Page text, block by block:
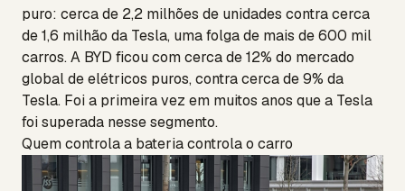
puro: cerca de 2,2 milhões de unidades contra cerca
de 1,6 milhão da Tesla, uma folga de mais de 600 mil
carros. A BYD ficou com cerca de 12% do mercado
global de elétricos puros, contra cerca de 9% da
Tesla. Foi a primeira vez em muitos anos que a Tesla
foi superada nesse segmento.
Quem controla a bateria controla o carro